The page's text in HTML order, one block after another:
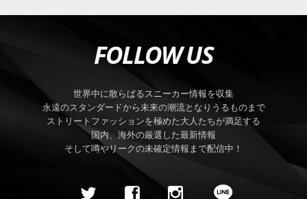
FOLLOW US
世界中に散らばるスニーカー情報を収集
永遠のスタンダードから未来の潮流となりうるものまで
ストリートファッションを極めた大人たちが満足する
国内、海外の厳選した最新情報
そして噂やリークの未確定情報まで配信中！